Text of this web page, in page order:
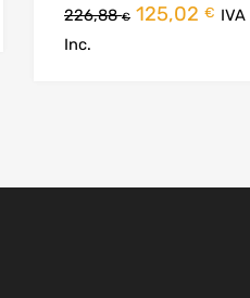
Añadir al carrito
226,88€ 125,02 € IVA
Inc.